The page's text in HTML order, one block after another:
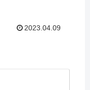
2023.04.09